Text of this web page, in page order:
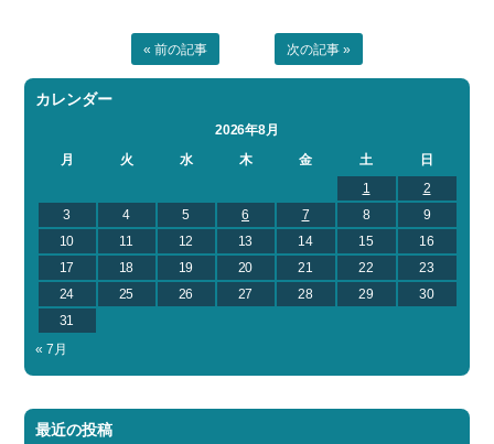
« 前の記事 次の記事 »
カレンダー
2026年8月
月
火 水 木 金 土
日
1
2
3
4 5 6 7 8
9
10
11 12 13 14 15
16
17
18 19 20 21 22
23
24
25 26 27 28 29
30
31
« 7月
最近の投稿